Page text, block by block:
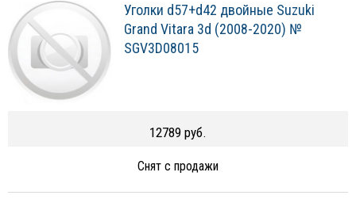
Уголки d57+d42 двойные Suzuki
Grand Vitara 3d (2008-2020) №
SGV3D08015
12789 руб.
Снят с продажи